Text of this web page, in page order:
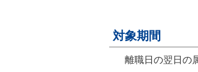
対象期間
離職日の翌日の